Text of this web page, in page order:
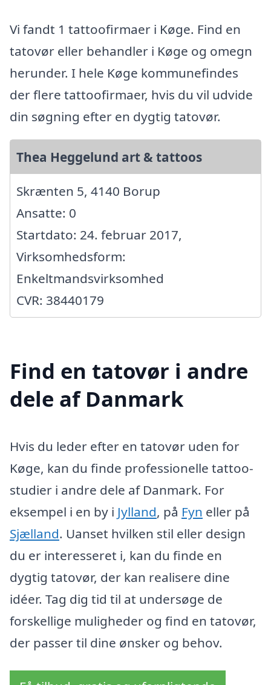
Vi fandt 1 tattoofirmaer i Køge. Find en
tatovør eller behandler i Køge og omegn
herunder. I hele Køge kommunefindes
der flere tattoofirmaer, hvis du vil udvide
din søgning efter en dygtig tatovør.
Thea Heggelund art & tattoos
Skrænten 5, 4140 Borup
Ansatte: 0
Startdato: 24. februar 2017,
Virksomhedsform:
Enkeltmandsvirksomhed
CVR: 38440179
Find en tatovør i andre
dele af Danmark
Hvis du leder efter en tatovør uden for
Køge, kan du finde professionelle tattoo-
studier i andre dele af Danmark. For
eksempel i en by i Jylland, på Fyn eller på
Sjælland. Uanset hvilken stil eller design
du er interesseret i, kan du finde en
dygtig tatovør, der kan realisere dine
idéer. Tag dig tid til at undersøge de
forskellige muligheder og find en tatovør,
der passer til dine ønsker og behov.